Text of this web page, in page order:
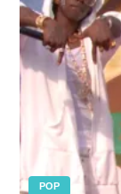
POP